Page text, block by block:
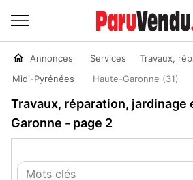
Annonces Services
Travaux,
Midi-Pyrénées
Haute-Garonne (31)
Travaux, réparation, jardinage
Garonne - page 2